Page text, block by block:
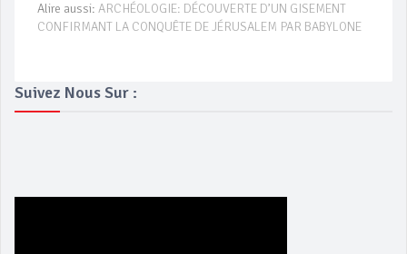
Alire aussi: ARCHÉOLOGIE: DÉCOUVERTE D’UN GISEMENT
CONFIRMANT LA CONQUÊTE DE JÉRUSALEM PAR BABYLONE
Suivez Nous Sur :